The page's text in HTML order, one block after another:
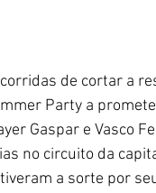
Party a
Gaspar e Vasco
no circuito da
a sorte por